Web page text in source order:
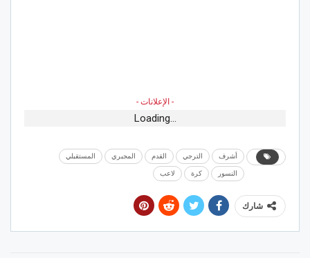
- الإعلانات -
Loading...
أشرف الترجي القدم المجبري المستقبلي
النسور كرة لاعب
شارك